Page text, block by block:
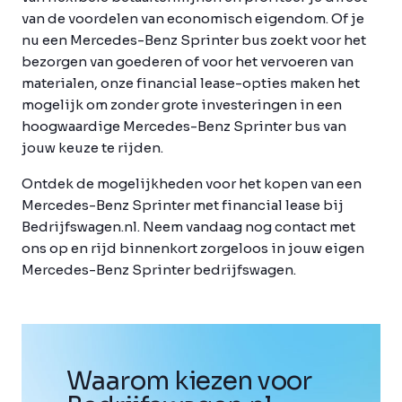
van de voordelen van economisch eigendom. Of je
nu een Mercedes-Benz Sprinter bus zoekt voor het
bezorgen van goederen of voor het vervoeren van
materialen, onze financial lease-opties maken het
mogelijk om zonder grote investeringen in een
hoogwaardige Mercedes-Benz Sprinter bus van
jouw keuze te rijden.
Ontdek de mogelijkheden voor het kopen van een
Mercedes-Benz Sprinter met financial lease bij
Bedrijfswagen.nl. Neem vandaag nog contact met
ons op en rijd binnenkort zorgeloos in jouw eigen
Mercedes-Benz Sprinter bedrijfswagen.
Waarom kiezen voor